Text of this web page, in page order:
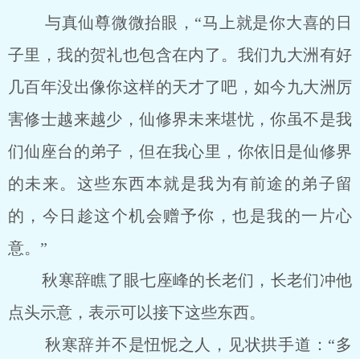
与真仙尊微微抬眼，“马上就是你大喜的日
子里，我的贺礼也包含在内了。我们九大洲有好
几百年没出像你这样的天才了吧，如今九大洲厉
害修士越来越少，仙修界未来堪忧，你虽不是我
们仙座台的弟子，但在我心里，你依旧是仙修界
的未来。这些东西本就是我为有前途的弟子留
的，今日趁这个机会赠予你，也是我的一片心
意。”
秋寒辞瞧了眼七座峰的长老们，长老们冲他
点头示意，表示可以接下这些东西。
秋寒辞并不是忸怩之人，见状拱手道：“多